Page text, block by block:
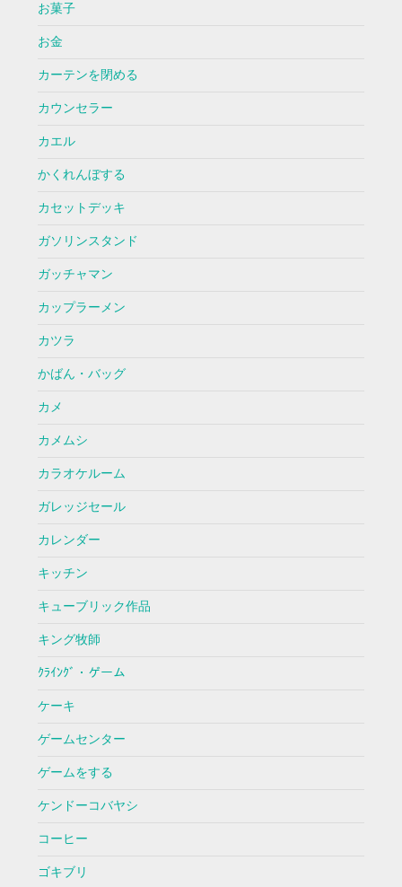
お菓子
お金
カーテンを閉める
カウンセラー
カエル
かくれんぼする
カセットデッキ
ガソリンスタンド
ガッチャマン
カップラーメン
カツラ
かばん・バッグ
カメ
カメムシ
カラオケルーム
ガレッジセール
カレンダー
キッチン
キューブリック作品
キング牧師
ｸﾗｲﾝｸﾞ・ゲーム
ケーキ
ゲームセンター
ゲームをする
ケンドーコバヤシ
コーヒー
ゴキブリ